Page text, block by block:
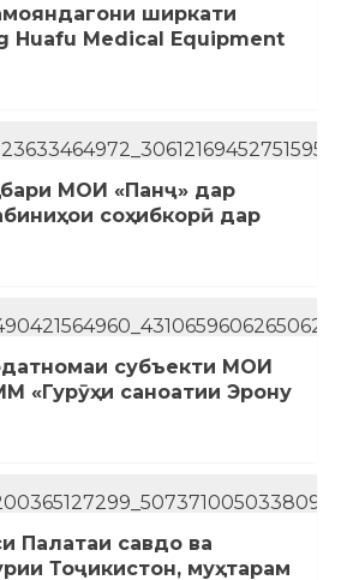
ширкати
Huafu Medical Equipment
МОИ «Панҷ» дар
соҳибкорӣ дар
субъекти МОИ
«Гурӯҳи саноатии Эрону
Палатаи савдо ва
Тоҷикистон, муҳтарам